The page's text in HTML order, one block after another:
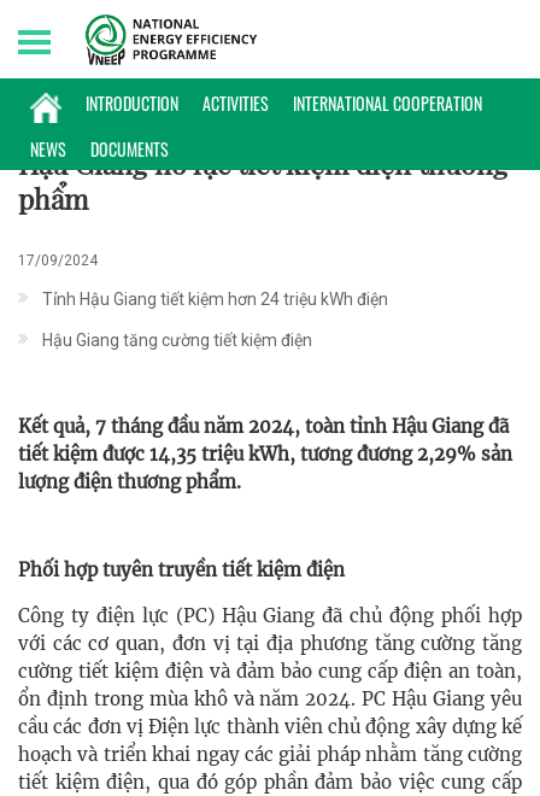
INTRODUCTION ACTIVITIES
INTERNATIONAL COOPERATION
NEWS
DOCUMENTS
Sunday, 09/08/2026 | 15:15 GMT+7
HOẠT ĐỘNG
Hậu Giang nỗ lực tiết kiệm điện thương
phẩm
17/09/2024
Tỉnh Hậu Giang tiết kiệm hơn 24 triệu kWh điện
Hậu Giang tăng cường tiết kiệm điện
Kết quả, 7 tháng đầu năm 2024, toàn tỉnh Hậu Giang đã
tiết kiệm được 14,35 triệu kWh, tương đương 2,29% sản
lượng điện thương phẩm.
Phối hợp tuyên truyền tiết kiệm điện
Công ty điện lực (PC) Hậu Giang đã chủ động phối hợp
với các cơ quan, đơn vị tại địa phương tăng cường tăng
cường tiết kiệm điện và đảm bảo cung cấp điện an toàn,
ổn định trong mùa khô và năm 2024. PC Hậu Giang yêu
cầu các đơn vị Điện lực thành viên chủ động xây dựng kế
hoạch và triển khai ngay các giải pháp nhằm tăng cường
tiết kiệm điện, qua đó góp phần đảm bảo việc cung cấp